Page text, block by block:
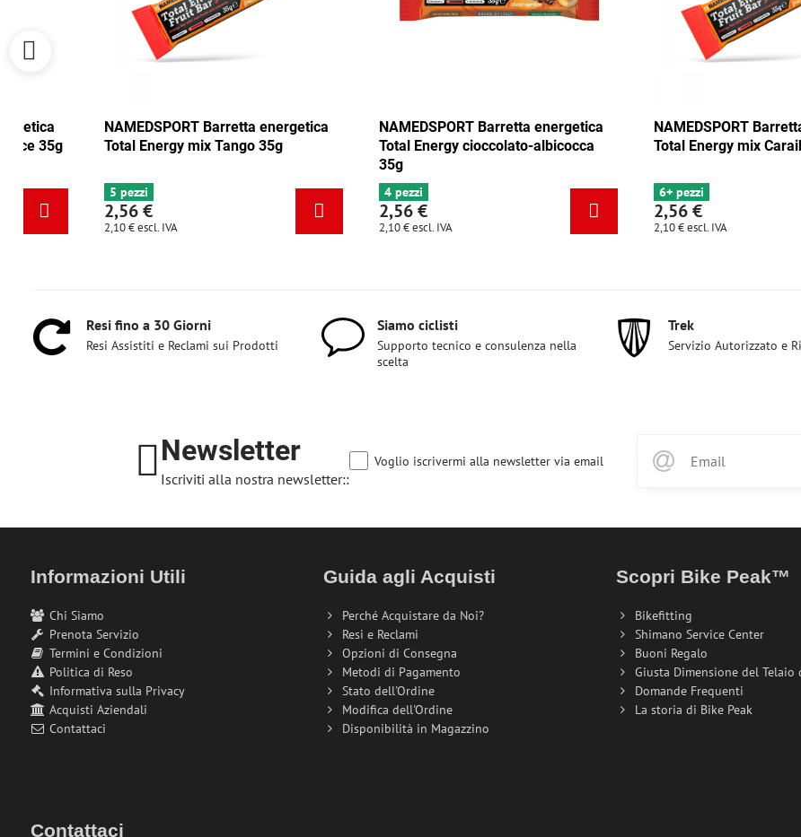
NAMEDSPORT Barretta energetica
Total Energy mirtillo rosso-noce 35g
6+ pezzi
2,56 €
escl. IVA
NAMEDSPORT Barretta energetica
Total Energy mix Tango 35g
5 pezzi
2,56 €
escl. IVA
NAMEDSPORT Barretta
Total Energy cioccolato-
4 pezzi
2,56 €
escl. IVA
Resi fino a 30 Giorni
Resi Assistiti e Reclami sui Prodotti
Siamo ciclisti
Supporto tecnico e consulenza nella
scelta
Trek
Servizio Autorizzato e
Newsletter
Iscriviti alla nostra newsletter::
Voglio iscrivermi alla newsletter via email
Informazioni Utili
Chi Siamo
Prenota Servizio
Termini e Condizioni
Politica di Reso
Informativa sulla Privacy
Acquisti Aziendali
Contattaci
Guida agli Acquisti
Perché Acquistare da Noi?
Resi e Reclami
Opzioni di Consegna
Metodi di Pagamento
Stato dell'Ordine
Modifica dell'Ordine
Disponibilità in Magazzino
Scopri Bike Peak™
Bikefitting
Shimano Service Center
Buoni Regalo
Giusta Dimensione del Telaio
Domande Frequenti
La storia di Bike Peak
Contattaci